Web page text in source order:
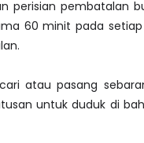
perisian pembatalan
60 minit pada
atau pasang
untuk duduk di